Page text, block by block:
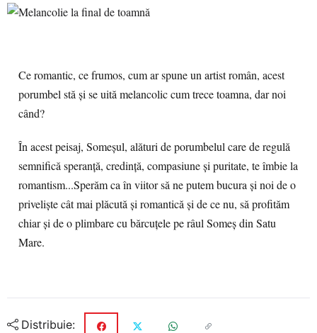
Ce romantic, ce frumos, cum ar spune un artist român, acest
porumbel stă și se uită melancolic cum trece toamna, dar noi
când?
În acest peisaj, Someșul, alături de porumbelul care de regulă
semnifică speranță, credință, compasiune și puritate, te îmbie la
romantism...Sperăm ca în viitor să ne putem bucura și noi de o
priveliște cât mai plăcută și romantică și de ce nu, să profităm
chiar și de o plimbare cu bărcuțele pe râul Someș din Satu
Mare.
Distribuie: